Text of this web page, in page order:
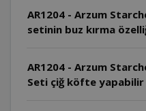
AR1204 - Arzum
setinin buz kırma
AR1204 - Arzum
Seti çiğ köfte yapabilir